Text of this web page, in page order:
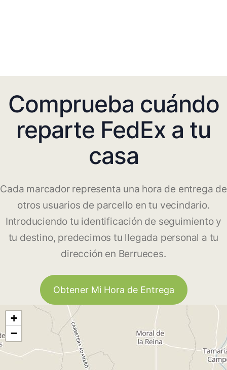
Comprueba cuándo
reparte FedEx a tu
casa
Cada marcador representa una hora de entrega de
otros usuarios de parcello en tu vecindario.
Introduciendo tu identificación de seguimiento y
tu destino, predecimos tu llegada personal a tu
dirección en Berrueces.
Obtener Mi Hora de Entrega
+
−